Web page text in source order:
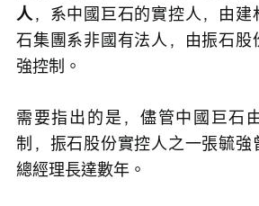
人，系中國巨石的實控人，由建
石集團系非國有法人，由振石股
強控制。
需要指出的是，儘管中國巨石
制，振石股份實控人之一張毓強
總經理長達數年。